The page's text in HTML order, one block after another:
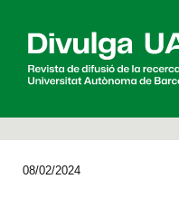
08/02/2024